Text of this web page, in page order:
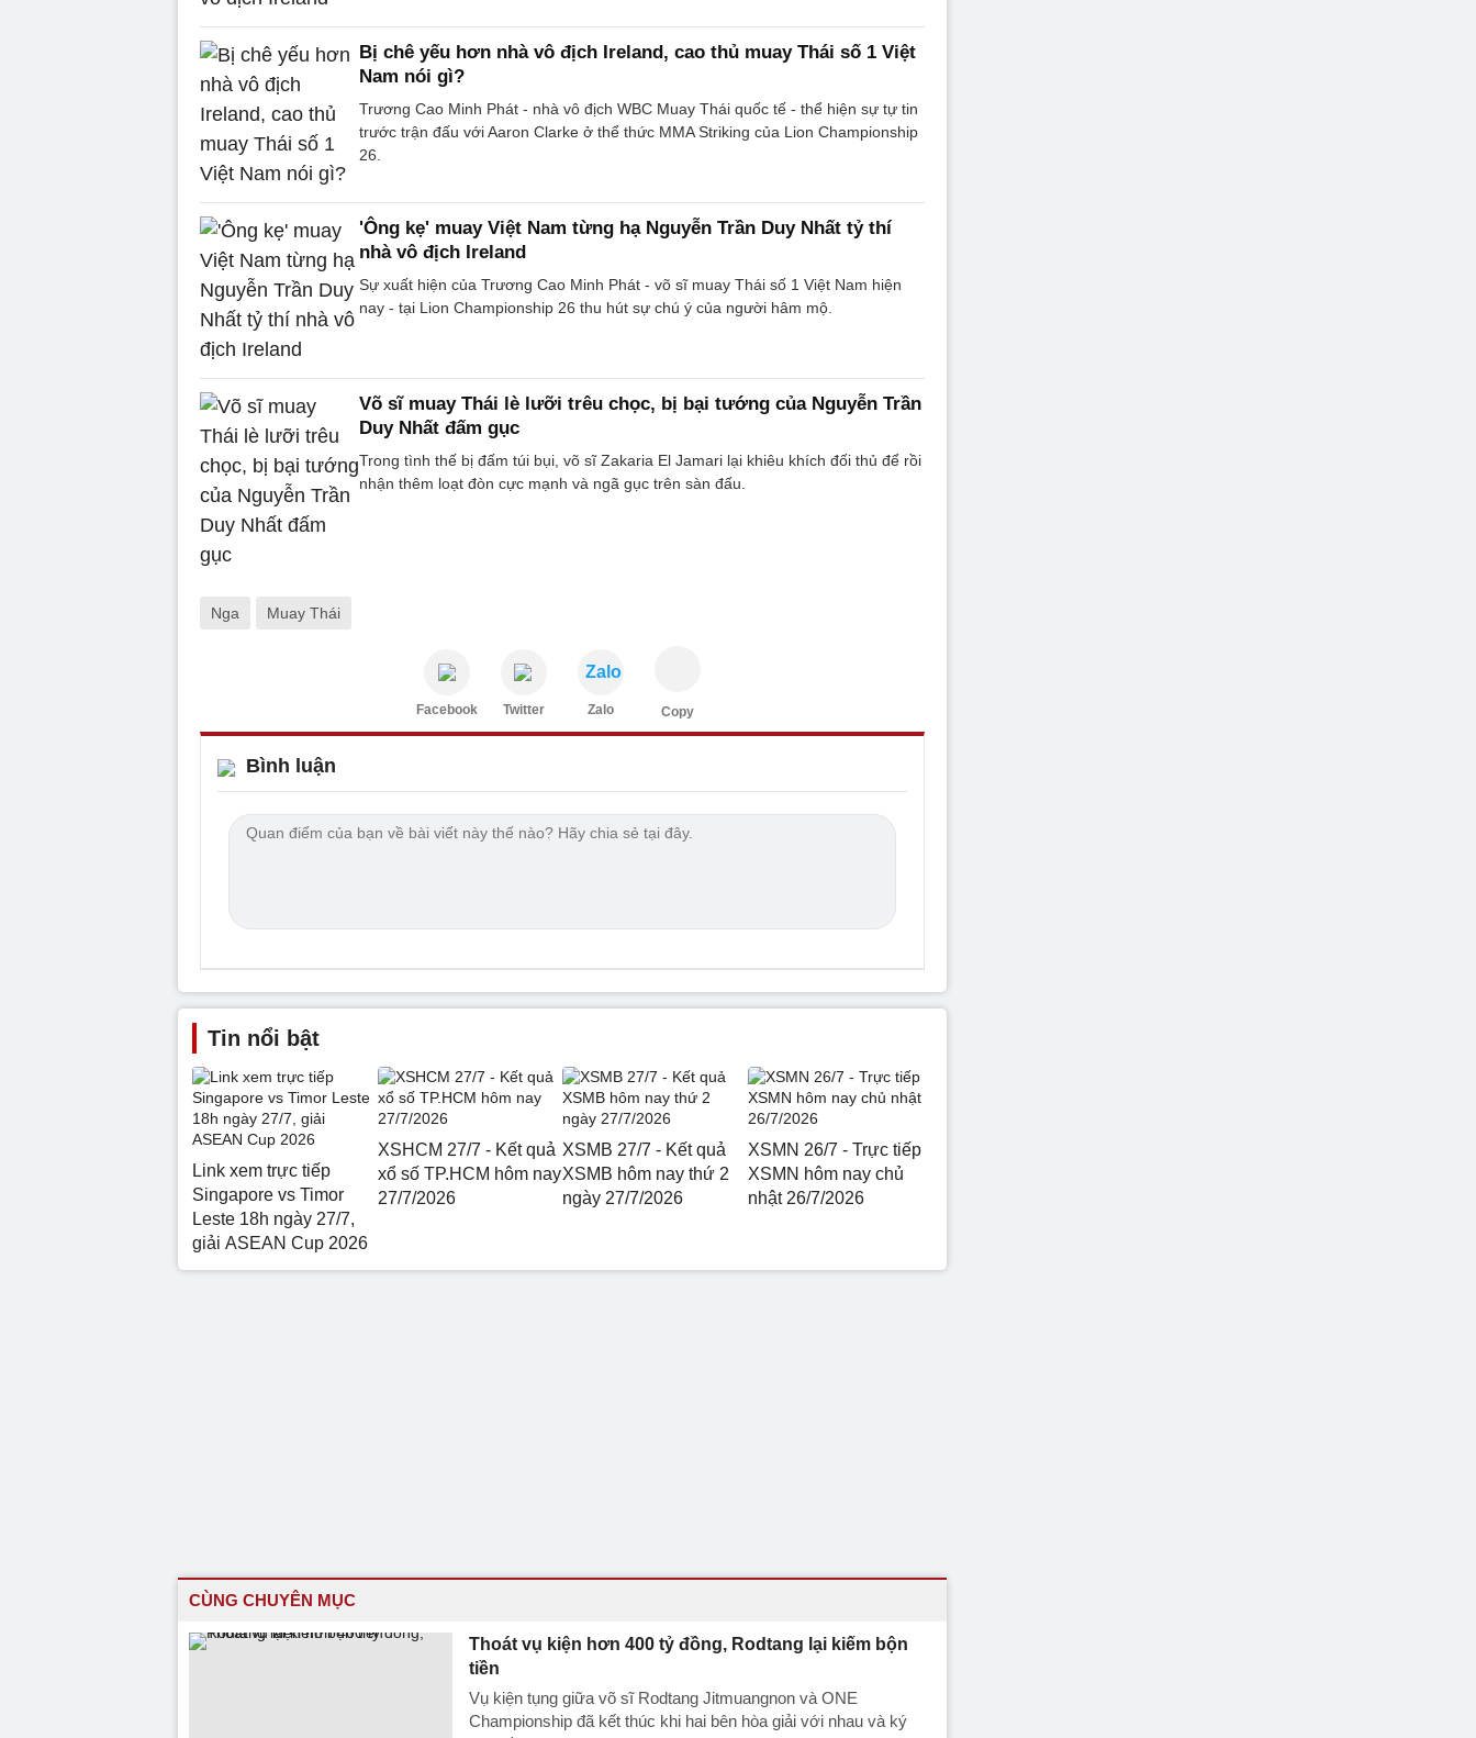
Bị chê yếu hơn nhà vô địch Ireland, cao thủ muay Thái số 1 Việt
Nam nói gì?
Trương Cao Minh Phát - nhà vô địch WBC Muay Thái quốc tế - thể hiện sự tự tin
trước trận đấu với Aaron Clarke ở thể thức MMA Striking của Lion Championship
26.
'Ông kẹ' muay Việt Nam từng hạ Nguyễn Trần Duy Nhất tỷ thí
nhà vô địch Ireland
Sự xuất hiện của Trương Cao Minh Phát - võ sĩ muay Thái số 1 Việt Nam hiện
nay - tại Lion Championship 26 thu hút sự chú ý của người hâm mộ.
Võ sĩ muay Thái lè lưỡi trêu chọc, bị bại tướng của Nguyễn Trần
Duy Nhất đấm gục
Trong tình thế bị đấm túi bụi, võ sĩ Zakaria El Jamari lại khiêu khích đối thủ để rồi
nhận thêm loạt đòn cực mạnh và ngã gục trên sàn đấu.
Nga Muay Thái
Facebook Twitter
Zalo
Zalo Copy
Bình luận
Tin nổi bật
Link xem trực tiếp
Singapore vs Timor
Leste 18h ngày 27/7,
giải ASEAN Cup 2026
XSHCM 27/7 - Kết quả
xổ số TP.HCM hôm nay
27/7/2026
XSMB 27/7 - Kết quả
XSMB hôm nay thứ 2
ngày 27/7/2026
XSMN 26/7 - Trực tiếp
XSMN hôm nay chủ
nhật 26/7/2026
CÙNG CHUYÊN MỤC
Thoát vụ kiện hơn 400 tỷ đồng, Rodtang lại kiếm bộn
tiền
Vụ kiện tụng giữa võ sĩ Rodtang Jitmuangnon và ONE
Championship đã kết thúc khi hai bên hòa giải với nhau và ký